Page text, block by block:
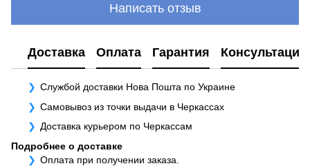
Написать отзыв
Доставка Оплата Гарантия Консультация
Службой доставки Нова Пошта по Украине
Самовывоз из точки выдачи в Черкассах
Доставка курьером по Черкассам
Подробнее о доставке
Оплата при получении заказа.